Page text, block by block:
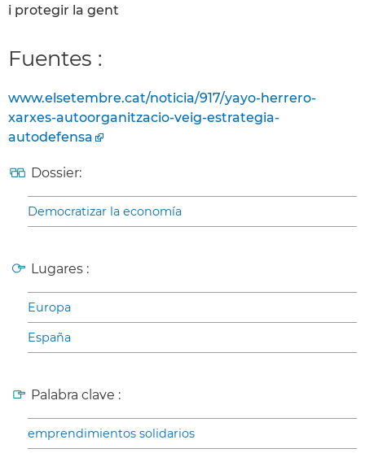
i protegir la gent
Fuentes :
www.elsetembre.cat/noticia/917/yayo-herrero-
xarxes-autoorganitzacio-veig-estrategia-
autodefensa
Dossier:
Democratizar la economía
Lugares :
Europa
España
Palabra clave :
emprendimientos solidarios